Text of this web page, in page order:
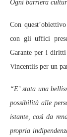
Ogni barriera
Con
con gli uffici
Garante per i
Vincentiis per un
“E’ stata una
possibilità alle
istante, così da
propria